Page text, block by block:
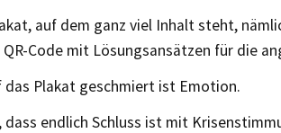
auf dem ganz viel Inhalt steht,
Code mit Lösungsansätzen für die
das Plakat geschmiert ist Emotion.
endlich Schluss ist mit